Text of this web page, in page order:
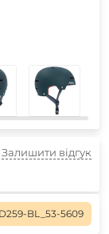
Залишити відгук
BL_53-5609